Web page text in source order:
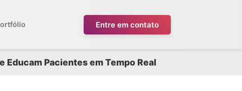
Entre em contato
Educam Pacientes em Tempo Real